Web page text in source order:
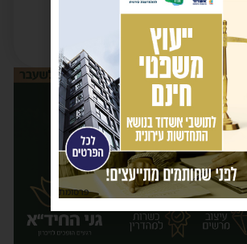
פרסומת